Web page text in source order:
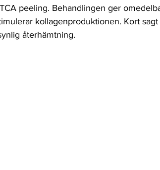
peeling. Behandlingen ger
kollagenproduktionen. Kort
återhämtning.